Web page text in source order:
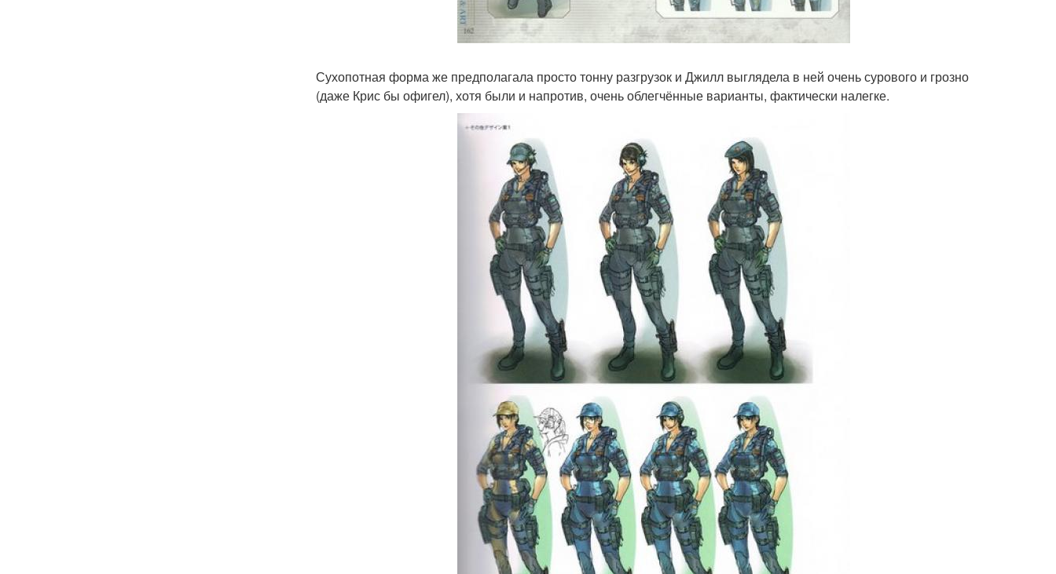
Сухопотная форма же предполагала просто тонну разгрузок и Джилл выглядела в ней очень сурового и грозно
(даже Крис бы офигел), хотя были и напротив, очень облегчённые варианты, фактически налегке.